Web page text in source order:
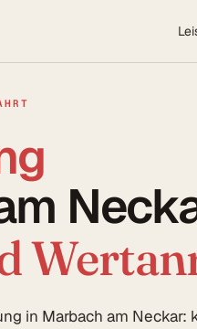
in Marbach am Neckar: